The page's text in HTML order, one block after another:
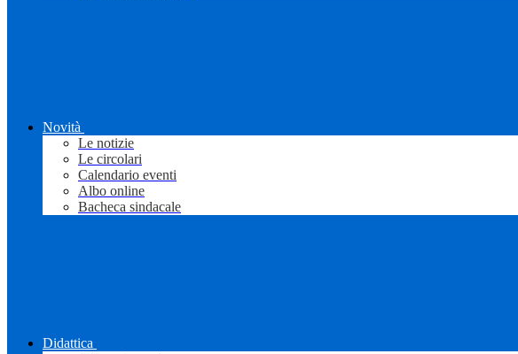
Novità
Le notizie
Le circolari
Calendario eventi
Albo online
Bacheca sindacale
Didattica